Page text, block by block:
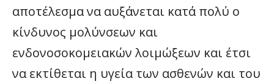
αποτέλεσμα να αυξάνεται κατά πολύ ο
κίνδυνος μολύνσεων και
ενδονοσοκομειακών λοιμώξεων και έτσι
να εκτίθεται η υγεία των ασθενών και του